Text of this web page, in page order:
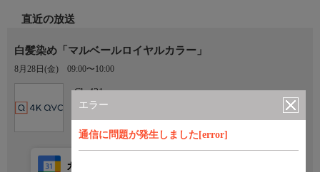
エラー
通信に問題が発生しました[error]
直近の放送
白髪染め「マルベールロイヤルカラー」
8月28日(金) 09:00〜10:00
Ch.431
4Ｋ QVC
カレンダー登録